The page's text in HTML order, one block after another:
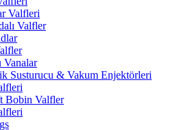
Valfleri
Valfler
Vanalar
Susturucu & Vakum Enjektörleri
Bobin Valfler